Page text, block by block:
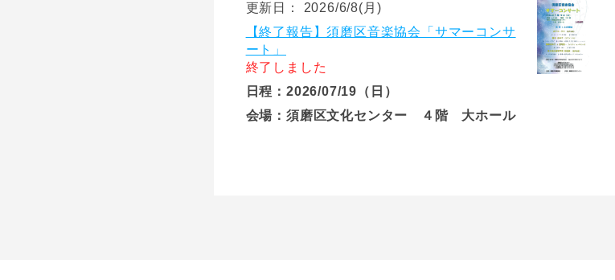
更新日： 2026/6/8(月)
【終了報告】須磨区音楽協会「サマーコンサ
ート」
終了しました
日程：2026/07/19（日）
会場：須磨区文化センター ４階 大ホール